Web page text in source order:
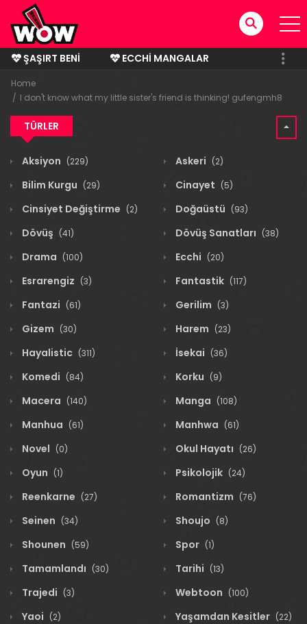
ŞAŞIRT BENI
ECCHI MANGALAR
BITMIŞ MANGALAR
Home
I don't know what my little sister's friend is thinking! gufengmh8
TÜRLER
Aksiyon (229) Askeri (2)
Bilim Kurgu (29) Cinayet (5)
Cinsiyet Değiştirme (2) Doğaüstü (93)
Dövüş (41) Dövüş Sanatları (38)
Drama (100) Ecchi (20)
Esrarengiz (3) Fantastik (117)
Fantazi (61) Gerilim (3)
Gizem (30) Harem (23)
Hayalistic (311) İsekai (36)
Komedi (84) Korku (9)
Macera (140) Manga (108)
Manhua (61) Manhwa (61)
Novel (0) Okul Hayatı (26)
Oyun (1) Psikolojik (24)
Reenkarne (27) Romantizm (76)
Seinen (34) Shoujo (8)
Shounen (59) Spor (1)
Tamamlandı (30) Tarihi (13)
Trajedi (3) Webtoon (100)
Yaoi (2) Yaşamdan Kesitler (22)